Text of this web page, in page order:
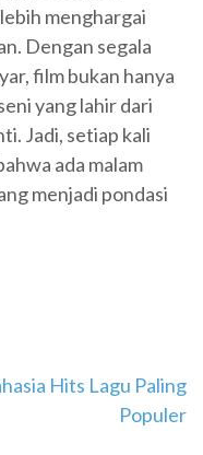
menghargai
Dengan segala
film bukan hanya
yang lahir dari
Jadi, setiap kali
ada malam
menjadi pondasi
Hits Lagu Paling
Populer